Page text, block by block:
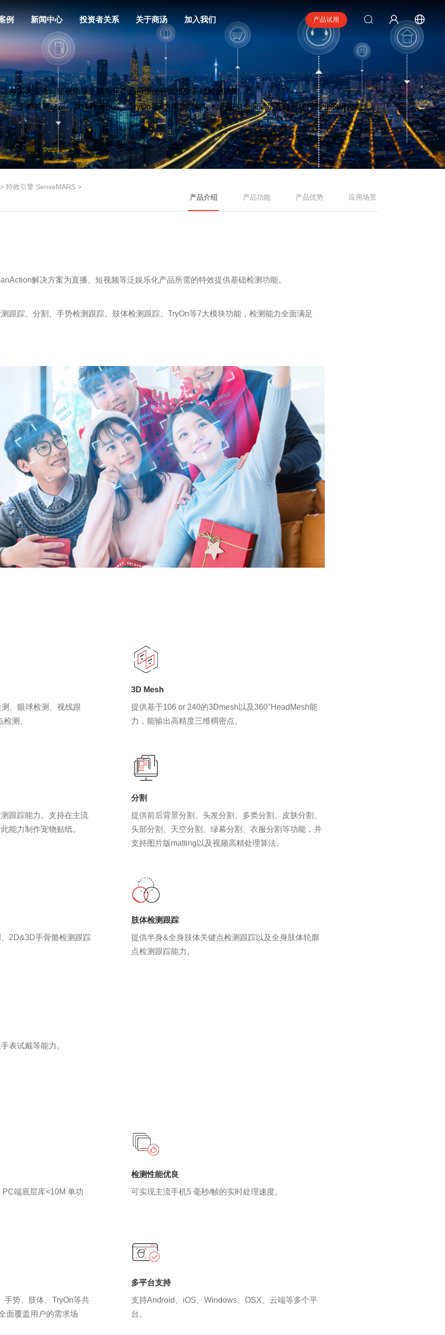
例 新闻中心 投资者关系 关于商汤 加入我们 产品试用
方案为直播、短视频等泛娱乐化产品所需的特效提供基础检测功能。
割、手势检测跟踪、肢体检测跟踪、TryOn等7大模块功能，检测能力全面满足互联网娱乐行业的用户需
特效引擎 SenseMARS >
产品介绍
产品功能 产品优势 应用场景
解决方案为直播、短视频等泛娱乐化产品所需的特效提供基础检测功能。
跟踪、分割、手势检测跟踪、肢体检测跟踪、TryOn等7大模块功能，检测能力全面满足
、眼球检测、视线跟
测。
3D Mesh
提供基于106 or 240的3Dmesh以及360°HeadMesh能
力，能输出高精度三维稠密点。
跟踪能力。支持在主流
能力制作宠物贴纸。
分割
提供前后背景分割、头发分割、多类分割、皮肤分割、
头部分割、天空分割、绿幕分割、衣服分割等功能，并
支持图片版matting以及视频高精处理算法。
2D&3D手骨骼检测跟踪
肢体检测跟踪
提供半身&全身肢体关键点检测跟踪以及全身肢体轮廓
点检测跟踪能力。
表试戴等能力。
端底层库<10M 单功
检测性能优良
可实现主流手机5 毫秒/帧的实时处理速度。
手势、肢体、TryOn等共
面覆盖用户的需求场
多平台支持
支持Android、iOS、Windows、OSX、云端等多个平
台。